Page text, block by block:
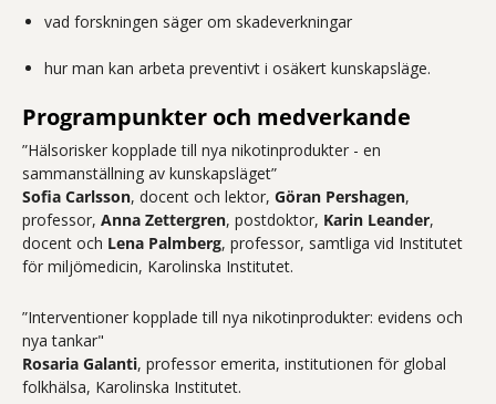
vad forskningen säger om skadeverkningar
hur man kan arbeta preventivt i osäkert kunskapsläge.
Programpunkter och medverkande
”Hälsorisker kopplade till nya nikotinprodukter - en
sammanställning av kunskapsläget”
Sofia Carlsson, docent och lektor, Göran Pershagen,
professor, Anna Zettergren, postdoktor, Karin Leander,
docent och Lena Palmberg, professor, samtliga vid Institutet
för miljömedicin, Karolinska Institutet.
”Interventioner kopplade till nya nikotinprodukter: evidens och
nya tankar"
Rosaria Galanti, professor emerita, institutionen för global
folkhälsa, Karolinska Institutet.